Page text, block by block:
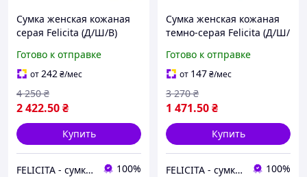
Сумка женская кожаная
серая Felicita (Д/Ш/В)
Готово к отправке
от242₴/мес
2 422.50₴
4 250 ₴
Купить
FELICITA - сумки і аксесуари з натуральної шкіри преміум класу 100%
Сумка женская кожаная
темно-серая Felicita (Д/Ш/
Готово к отправке
от 147₴/мес
1 471.50₴
3 270 ₴
Купить
FELICITA - сумки і аксесуари з натуральної шкіри преміум класу 100%